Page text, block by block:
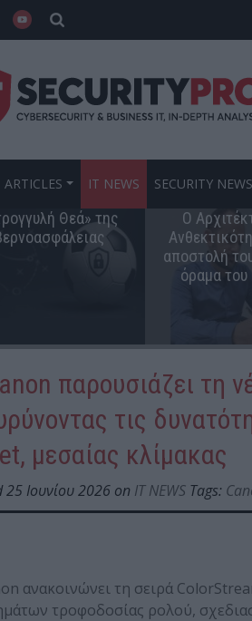
ARTICLES IT NEWS SECURITY NEWS
Θεά» της
Ο
αποστολή
όραμα του
παρουσιάζει τη
τις
μεσαίας κλίμακας
25 Ιουνίου 2026 on IT NEWS Tags:
ανακοινώνει τη σειρά
τροφοδοσίας ρολού,